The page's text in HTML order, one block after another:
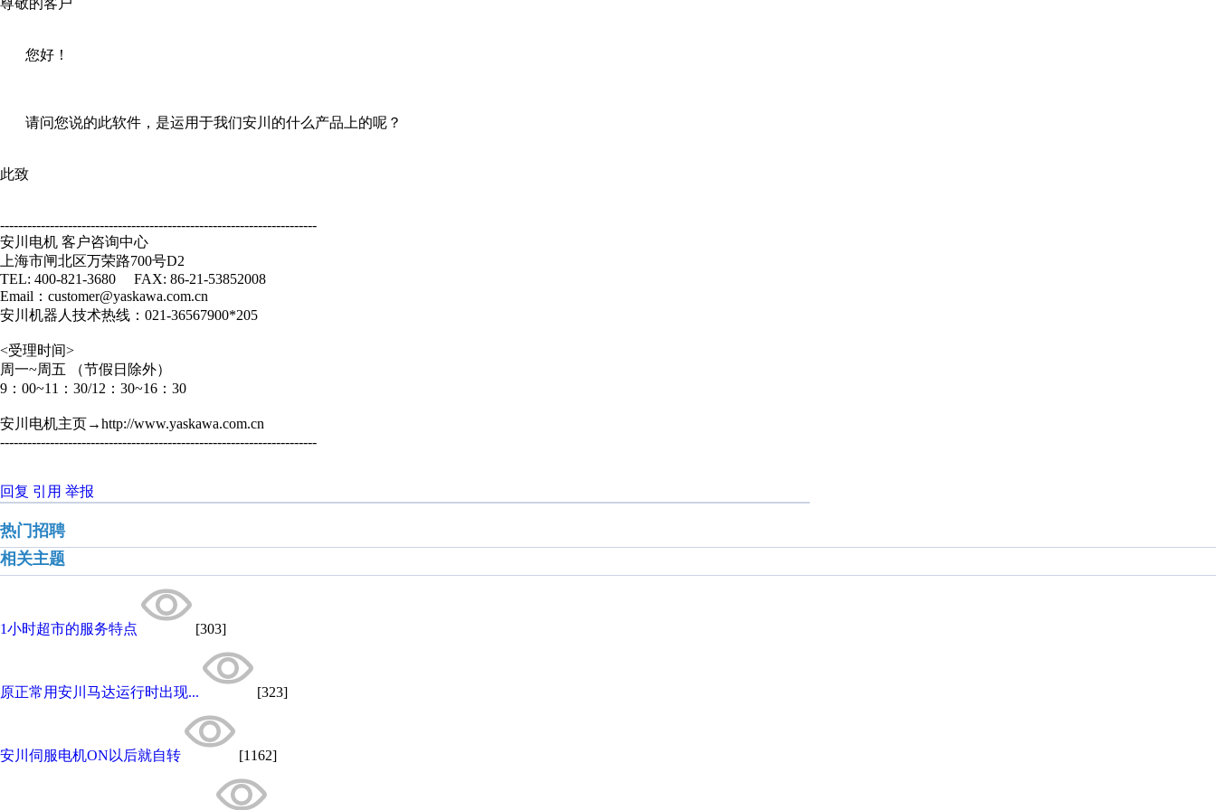
尊敬的客户
您好！
请问您说的此软件，是运用于我们安川的什么产品上的呢？
此致
----------------------------------------------------------------------
安川电机 客户咨询中心
上海市闸北区万荣路700号D2
TEL: 400-821-3680 FAX: 86-21-53852008
Email：customer@yaskawa.com.cn
安川机器人技术热线：021-36567900*205
<受理时间>
周一~周五 （节假日除外）
9：00~11：30/12：30~16：30
安川电机主页→http://www.yaskawa.com.cn
----------------------------------------------------------------------
回复 引用 举报
热门招聘
相关主题
1小时超市的服务特点 [303]
原正常用安川马达运行时出现... [323]
安川伺服电机ON以后就自转 [1162]